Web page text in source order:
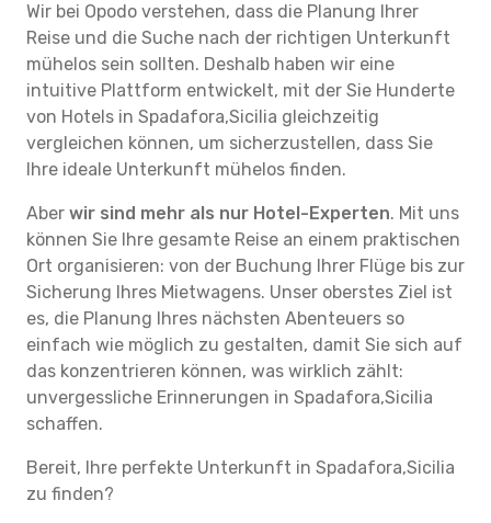
Wir bei Opodo verstehen, dass die Planung Ihrer
Reise und die Suche nach der richtigen Unterkunft
mühelos sein sollten. Deshalb haben wir eine
intuitive Plattform entwickelt, mit der Sie Hunderte
von Hotels in Spadafora,Sicilia gleichzeitig
vergleichen können, um sicherzustellen, dass Sie
Ihre ideale Unterkunft mühelos finden.
Aber wir sind mehr als nur Hotel-Experten. Mit uns
können Sie Ihre gesamte Reise an einem praktischen
Ort organisieren: von der Buchung Ihrer Flüge bis zur
Sicherung Ihres Mietwagens. Unser oberstes Ziel ist
es, die Planung Ihres nächsten Abenteuers so
einfach wie möglich zu gestalten, damit Sie sich auf
das konzentrieren können, was wirklich zählt:
unvergessliche Erinnerungen in Spadafora,Sicilia
schaffen.
Bereit, Ihre perfekte Unterkunft in Spadafora,Sicilia
zu finden?